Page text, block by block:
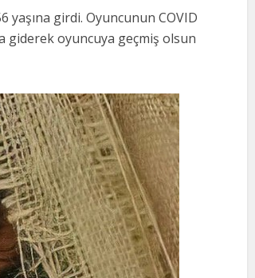
yaşına girdi. Oyuncunun COVID
giderek oyuncuya geçmiş olsun